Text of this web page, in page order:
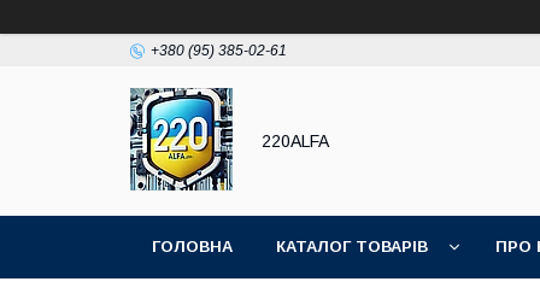
+380 (95) 385-02-61
220ALFA
ГОЛОВНА КАТАЛОГ ТОВАРІВ ПРО